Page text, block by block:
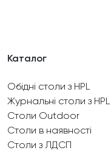
Каталог
Обідні столи з HPL
Журнальні столи з HPL
Столи Outdoor
Столи в наявності
Столи з ЛДСП